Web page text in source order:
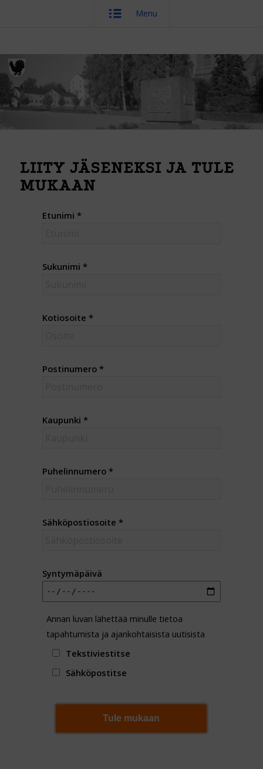
Menu
LIITY JÄSENEKSI JA TULE
MUKAAN
Etunimi *
Sukunimi *
Kotiosoite *
Postinumero*
Kaupunki *
Puhelinnumero*
Sähköpostiosoite *
Syntymäpäivä
Annan luvan lähettää minulle tietoa
tapahtumista ja ajankohtaisista uutisista
Tekstiviestitse
Sähköpostitse
Tule mukaan